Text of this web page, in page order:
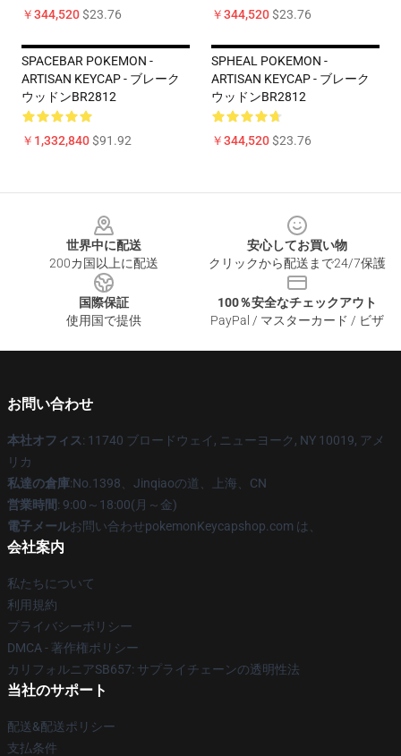
￥344,520$23.76 ￥344,520$23.76
SPACEBAR POKEMON -
ARTISAN KEYCAP - ブレーク
ウッドンBR2812
￥1,332,840$91.92
SPHEAL POKEMON -
ARTISAN KEYCAP - ブレーク
ウッドンBR2812
￥344,520$23.76
世界中に配送
200カ国以上に配送
安心してお買い物
クリックから配送まで24/7保護
国際保証
使用国で提供
100％安全なチェックアウト
PayPal / マスターカード / ビザ
お問い合わせ
本社オフィス: 11740 ブロードウェイ, ニューヨーク, NY 10019, アメ
リカ
私達の倉庫:No.1398、Jinqiaoの道、上海、CN
営業時間: 9:00～18:00(月～金)
電子メールお問い合わせpokemonKeycapshop.com は、
会社案内
私たちについて
利用規約
プライバシーポリシー
DMCA - 著作権ポリシー
カリフォルニアSB657: サプライチェーンの透明性法
当社のサポート
配送&配送ポリシー
支払条件